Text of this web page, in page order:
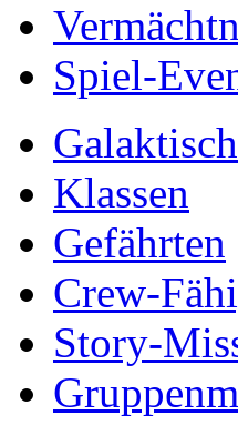
Spiel-
Klassen
Gefährten
Crew-
Story-